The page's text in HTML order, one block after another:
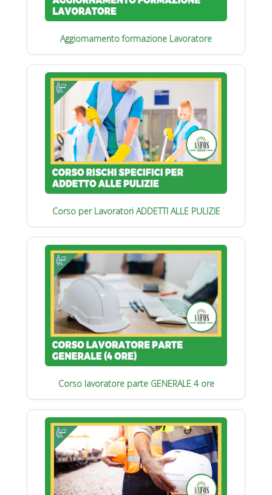
Aggiornamento formazione Lavoratore
Corso per Lavoratori ADDETTI ALLE PULIZIE
Corso lavoratore parte GENERALE 4 ore